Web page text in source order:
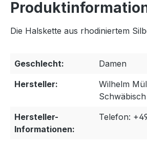
Die Halskette aus rhodiniertem
Geschlecht:
Damen
Hersteller:
Wilhelm
Hersteller-
Informationen:
Telefon: